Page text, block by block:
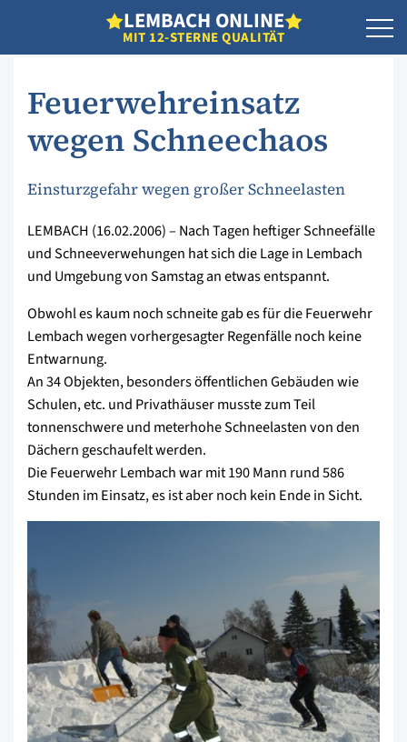
LEMBACH ONLINE
MIT 12-STERNE QUALITÄT
Feuerwehreinsatz
wegen Schneechaos
Einsturzgefahr wegen großer Schneelasten
LEMBACH (16.02.2006) – Nach Tagen heftiger Schneefälle
und Schneeverwehungen hat sich die Lage in Lembach
und Umgebung von Samstag an etwas entspannt.
Obwohl es kaum noch schneite gab es für die Feuerwehr
Lembach wegen vorhergesagter Regenfälle noch keine
Entwarnung.
An 34 Objekten, besonders öffentlichen Gebäuden wie
Schulen, etc. und Privathäuser musste zum Teil
tonnenschwere und meterhohe Schneelasten von den
Dächern geschaufelt werden.
Die Feuerwehr Lembach war mit 190 Mann rund 586
Stunden im Einsatz, es ist aber noch kein Ende in Sicht.